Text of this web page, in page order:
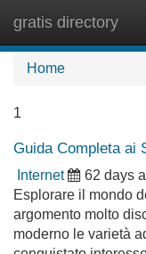
gratis directory
Home
1
Guida Completa ai
Internet 62 days
Esplorare il mondo
argomento molto
moderno le varietà